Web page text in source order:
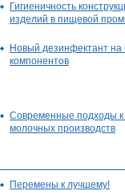
Гигиеничность
изделий в пищевой
Новый дезинфектант на
компонентов
Современные подходы к
молочных производств
Перемены к лучшему!